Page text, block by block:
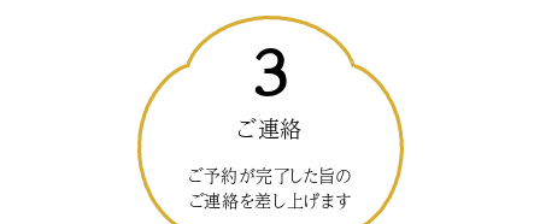
3
ご連絡
ご予約が完了した旨の
ご連絡を差し上げます